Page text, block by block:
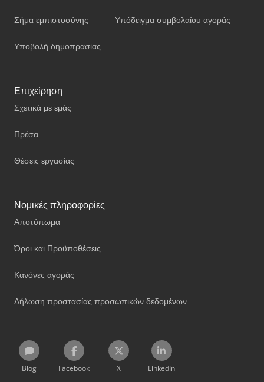
Σήμα εμπιστοσύνης
Υποβολή δημοπρασίας
Υπόδειγμα συμβολαίου αγοράς
Επιχείρηση
Σχετικά με εμάς
Πρέσα
Θέσεις εργασίας
Νομικές πληροφορίες
Αποτύπωμα
Όροι και Προϋποθέσεις
Κανόνες αγοράς
Δήλωση προστασίας προσωπικών δεδομένων
Blog Facebook X LinkedIn